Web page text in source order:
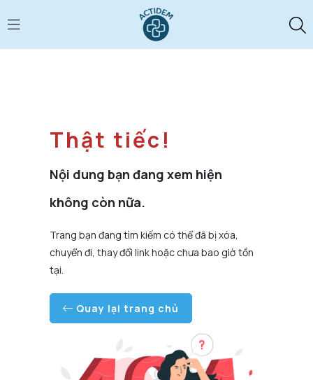
Thật tiếc!
Nội dung bạn đang xem hiện
không còn nữa.
Trang bạn đang tìm kiếm có thể đã bị xóa,
chuyển đi, thay đổi link hoặc chưa bao giờ tồn
tại.
Quay lại trang chủ